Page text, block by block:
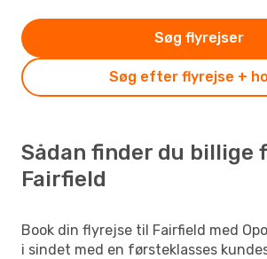
Søg efter flyrejse +
Søg flyrejser
Sådan finder du billige
Fairfield
Book din flyrejse til Fairfield med
i sindet med en førsteklasses